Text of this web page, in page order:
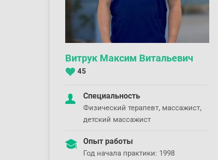
Витрук Максим Витальевич
45
Специальность
Физический терапевт, массажист,
детский массажист
Опыт работы
Год начала практики: 1998